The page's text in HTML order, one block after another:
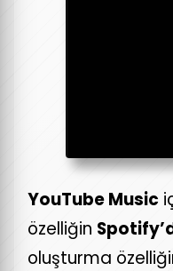
YouTube Music
özelliğin
oluşturma